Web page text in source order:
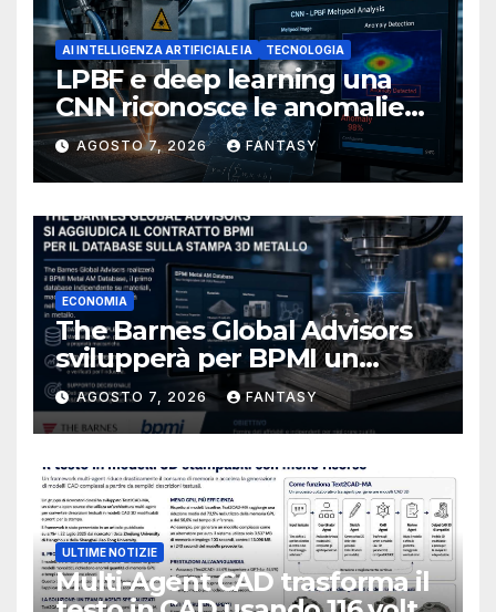
AI INTELLIGENZA ARTIFICIALE IA TECNOLOGIA
LPBF e deep learning una
CNN riconosce le anomalie
del bagno di fusione
AGOSTO 7, 2026 FANTASY
ECONOMIA
The Barnes Global Advisors
svilupperà per BPMI un
database per la stampa 3D
metallica destinata alla filiera
navale statunitense
AGOSTO 7, 2026 FANTASY
ULTIME NOTIZIE
Multi-Agent CAD trasforma il